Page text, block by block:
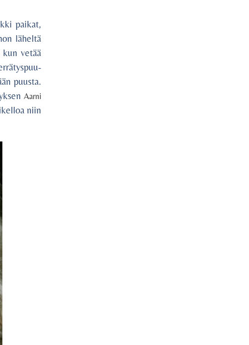
paikat,
läheltä
vetää
puusta.
Aarni
niin